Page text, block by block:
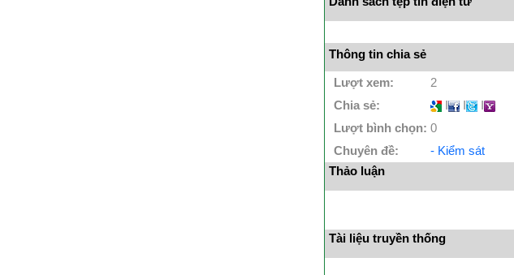
Thông tin chia sẻ
Lượt xem: 2
Chia sẻ:
I I I
Lượt bình chọn: 0
Chuyên đề:
- Kiểm sát
Thảo luận
Tài liệu truyền thống